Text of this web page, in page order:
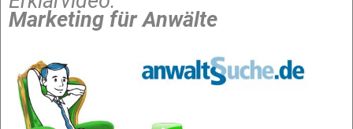
Marketing für Anwälte